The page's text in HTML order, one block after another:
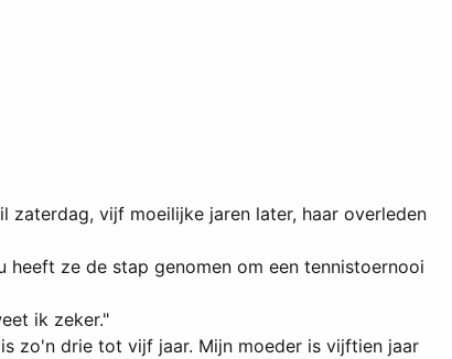
zaterdag, vijf moeilijke jaren later, haar overleden
ze de stap genomen om een tennistoernooi
ik zeker."
zo'n drie tot vijf jaar. Mijn moeder is vijftien jaar